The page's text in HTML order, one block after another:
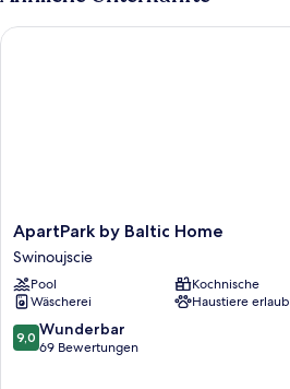
E.203
ApartPark
by
Baltic
Home
Swinoujscie
ApartPark by Baltic Home
Swinoujscie
Pool
Kochnische
Wäscherei
Haustiere
9.0
von
9,0 Wunderbar
69 Bewertungen
ApartPark by Baltic Home